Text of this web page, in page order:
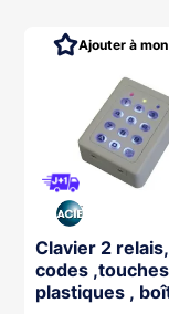
Clavier 2 relais, 60
codes ,touches
plastiques ,
Ajouter à